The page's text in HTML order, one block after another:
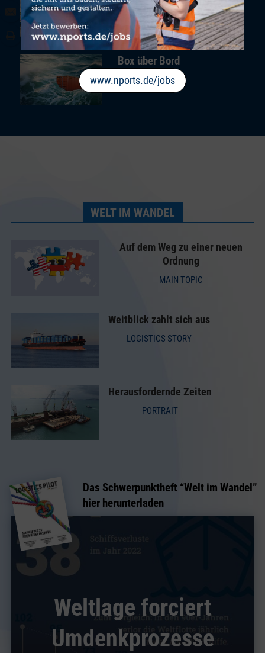
www.nports.de/jobs
LOGISTICS STORY
Box über Bord
DIGITALISATION
WELT IM WANDEL
Auf dem Weg zu einer neuen
Ordnung
MAIN TOPIC
Weitblick zahlt sich aus
LOGISTICS STORY
Herausfordernde Zeiten
PORTRAIT
Das Schwerpunktheft “Welt im Wandel”
hier herunterladen
Weltlage forciert
Umdenkprozesse